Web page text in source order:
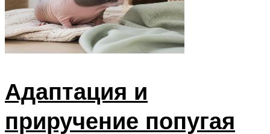
Адаптация и
приручение попугая